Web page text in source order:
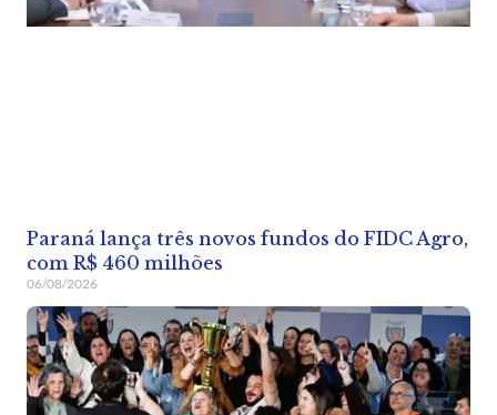
Paraná lança três novos fundos do FIDC Agro,
com R$ 460 milhões
06/08/2026